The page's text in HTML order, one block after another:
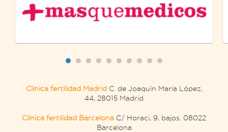
Clínica fertilidad MadridC. de Joaquín María López,
44, 28015 Madrid
Clínica fertilidad Barcelona C/ Horaci, 9, bajos. 08022
Barcelona